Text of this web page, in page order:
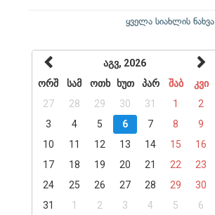
ყველა სიახლის ნახვა
აგვ, 2026
ორშ
სამ ოთხ ხუთ პარ შაბ
კვი
27
28 29 30 31 1
2
3
4 5 6 7 8
9
10
11 12 13 14 15
16
17
18 19 20 21 22
23
24
25 26 27 28 29
30
31
1 2 3 4 5 6